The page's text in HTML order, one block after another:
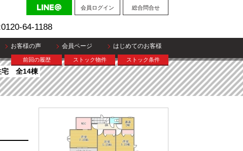
64-1188
会員ログイン 総合問合せ
お客様の声 会員ページ はじめてのお客様
前回の履歴 ストック物件 ストック条件
宅 全14棟